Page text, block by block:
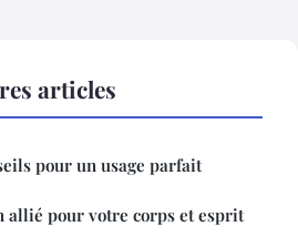
articles
pour un usage parfait
allié pour votre corps et esprit